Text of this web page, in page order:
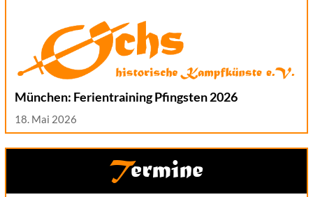
München: Ferientraining Pfingsten 2026
18. Mai 2026
Termine